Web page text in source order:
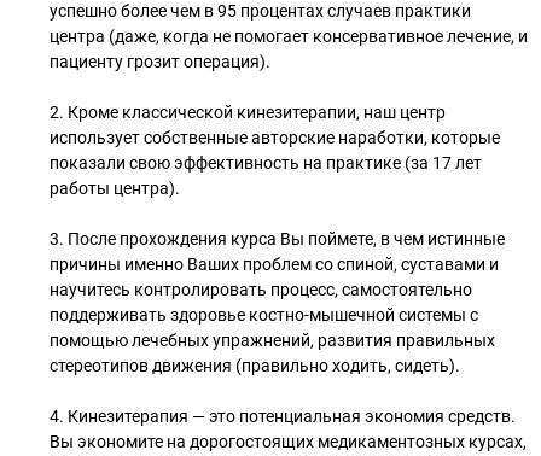
успешно более чем в 95 процентах случаев практики
центра (даже, когда не помогает консервативное лечение, и
пациенту грозит операция).
2. Кроме классической кинезитерапии, наш центр
использует собственные авторские наработки, которые
показали свою эффективность на практике (за 17 лет
работы центра).
3. После прохождения курса Вы поймете, в чем истинные
причины именно Ваших проблем со спиной, суставами и
научитесь контролировать процесс, самостоятельно
поддерживать здоровье костно-мышечной системы с
помощью лечебных упражнений, развития правильных
стереотипов движения (правильно ходить, сидеть).
4. Кинезитерапия — это потенциальная экономия средств.
Вы экономите на дорогостоящих медикаментозных курсах,